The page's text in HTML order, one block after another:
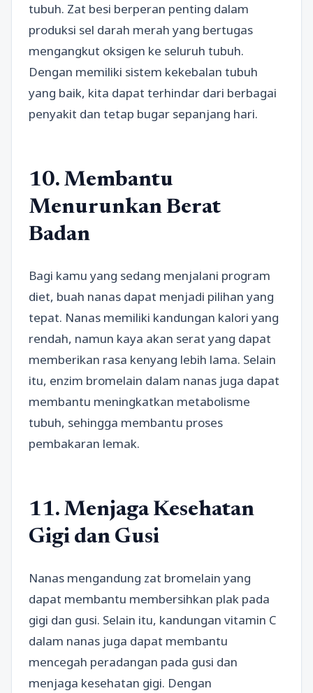
tubuh. Zat besi berperan penting dalam
produksi sel darah merah yang bertugas
mengangkut oksigen ke seluruh tubuh.
Dengan memiliki sistem kekebalan tubuh
yang baik, kita dapat terhindar dari berbagai
penyakit dan tetap bugar sepanjang hari.
10. Membantu
Menurunkan Berat
Badan
Bagi kamu yang sedang menjalani program
diet, buah nanas dapat menjadi pilihan yang
tepat. Nanas memiliki kandungan kalori yang
rendah, namun kaya akan serat yang dapat
memberikan rasa kenyang lebih lama. Selain
itu, enzim bromelain dalam nanas juga dapat
membantu meningkatkan metabolisme
tubuh, sehingga membantu proses
pembakaran lemak.
11. Menjaga Kesehatan
Gigi dan Gusi
Nanas mengandung zat bromelain yang
dapat membantu membersihkan plak pada
gigi dan gusi. Selain itu, kandungan vitamin C
dalam nanas juga dapat membantu
mencegah peradangan pada gusi dan
menjaga kesehatan gigi. Dengan